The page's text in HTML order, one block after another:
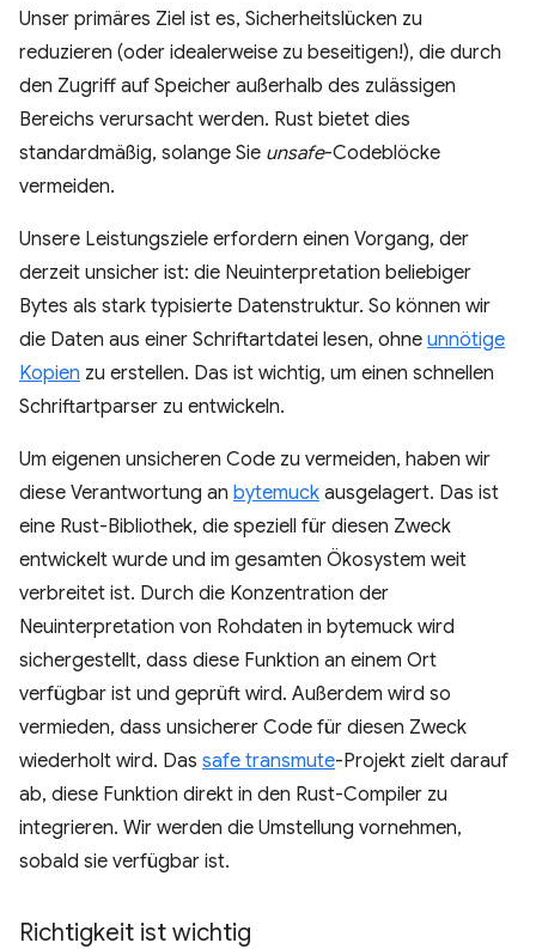
Unser primäres Ziel ist es, Sicherheitslücken zu
reduzieren (oder idealerweise zu beseitigen!), die durch
den Zugriff auf Speicher außerhalb des zulässigen
Bereichs verursacht werden. Rust bietet dies
standardmäßig, solange Sie unsafe-Codeblöcke
vermeiden.
Unsere Leistungsziele erfordern einen Vorgang, der
derzeit unsicher ist: die Neuinterpretation beliebiger
Bytes als stark typisierte Datenstruktur. So können wir
die Daten aus einer Schriftartdatei lesen, ohne unnötige
Kopien zu erstellen. Das ist wichtig, um einen schnellen
Schriftartparser zu entwickeln.
Um eigenen unsicheren Code zu vermeiden, haben wir
diese Verantwortung an bytemuck ausgelagert. Das ist
eine Rust-Bibliothek, die speziell für diesen Zweck
entwickelt wurde und im gesamten Ökosystem weit
verbreitet ist. Durch die Konzentration der
Neuinterpretation von Rohdaten in bytemuck wird
sichergestellt, dass diese Funktion an einem Ort
verfügbar ist und geprüft wird. Außerdem wird so
vermieden, dass unsicherer Code für diesen Zweck
wiederholt wird. Das safe transmute-Projekt zielt darauf
ab, diese Funktion direkt in den Rust-Compiler zu
integrieren. Wir werden die Umstellung vornehmen,
sobald sie verfügbar ist.
Richtigkeit ist wichtig